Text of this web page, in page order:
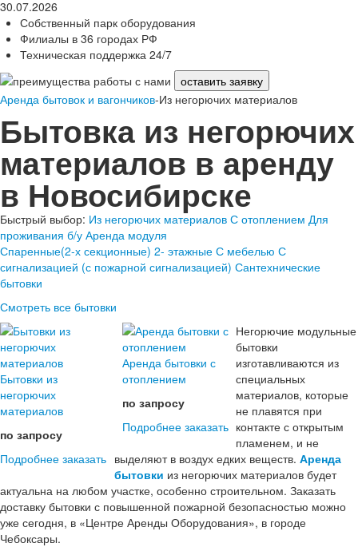
30.07.2026
Собственный парк оборудования
Филиалы в 36 городах РФ
Техническая поддержка 24/7
оставить заявку
Аренда бытовок и вагончиков-Из негорючих материалов
Бытовка из негорючих
материалов в аренду
в Новосибирске
Быстрый выбор: Из негорючих материалов С отоплением Для
проживания б/у Аренда модуля
Спаренные(2-х секционные) 2- этажные С мебелью С
сигнализацией (с пожарной сигнализацией) Сантехнические
бытовки
Смотреть все бытовки
Бытовки из
негорючих
материалов
по запросу
Подробнее заказать
Аренда бытовки с
отоплением
по запросу
Подробнее заказать
Негорючие модульные
бытовки
изготавливаются из
специальных
материалов, которые
не плавятся при
контакте с открытым
пламенем, и не
выделяют в воздух едких веществ. Аренда
бытовки из негорючих материалов будет
актуальна на любом участке, особенно строительном. Заказать
доставку бытовки с повышенной пожарной безопасностью можно
уже сегодня, в «Центре Аренды Оборудования», в городе
Чебоксары.